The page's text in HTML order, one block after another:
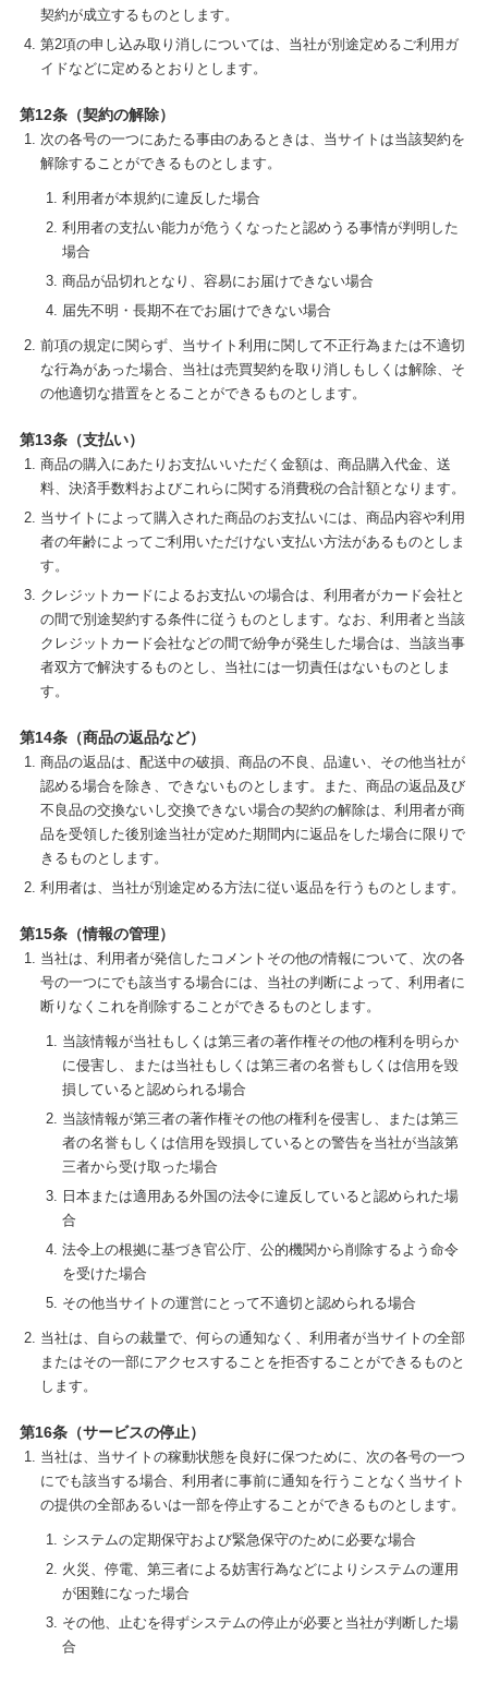
契約が成立するものとします。
第2項の申し込み取り消しについては、当社が別途定めるご利用ガ
イドなどに定めるとおりとします。
第12条（契約の解除）
次の各号の一つにあたる事由のあるときは、当サイトは当該契約を
解除することができるものとします。
利用者が本規約に違反した場合
利用者の支払い能力が危うくなったと認めうる事情が判明した
場合
商品が品切れとなり、容易にお届けできない場合
届先不明・長期不在でお届けできない場合
前項の規定に関らず、当サイト利用に関して不正行為または不適切
な行為があった場合、当社は売買契約を取り消しもしくは解除、そ
の他適切な措置をとることができるものとします。
第13条（支払い）
商品の購入にあたりお支払いいただく金額は、商品購入代金、送
料、決済手数料およびこれらに関する消費税の合計額となります。
当サイトによって購入された商品のお支払いには、商品内容や利用
者の年齢によってご利用いただけない支払い方法があるものとしま
す。
クレジットカードによるお支払いの場合は、利用者がカード会社と
の間で別途契約する条件に従うものとします。なお、利用者と当該
クレジットカード会社などの間で紛争が発生した場合は、当該当事
者双方で解決するものとし、当社には一切責任はないものとしま
す。
第14条（商品の返品など）
商品の返品は、配送中の破損、商品の不良、品違い、その他当社が
認める場合を除き、できないものとします。また、商品の返品及び
不良品の交換ないし交換できない場合の契約の解除は、利用者が商
品を受領した後別途当社が定めた期間内に返品をした場合に限りで
きるものとします。
利用者は、当社が別途定める方法に従い返品を行うものとします。
第15条（情報の管理）
当社は、利用者が発信したコメントその他の情報について、次の各
号の一つにでも該当する場合には、当社の判断によって、利用者に
断りなくこれを削除することができるものとします。
当該情報が当社もしくは第三者の著作権その他の権利を明らか
に侵害し、または当社もしくは第三者の名誉もしくは信用を毀
損していると認められる場合
当該情報が第三者の著作権その他の権利を侵害し、または第三
者の名誉もしくは信用を毀損しているとの警告を当社が当該第
三者から受け取った場合
日本または適用ある外国の法令に違反していると認められた場
合
法令上の根拠に基づき官公庁、公的機関から削除するよう命令
を受けた場合
その他当サイトの運営にとって不適切と認められる場合
当社は、自らの裁量で、何らの通知なく、利用者が当サイトの全部
またはその一部にアクセスすることを拒否することができるものと
します。
第16条（サービスの停止）
当社は、当サイトの稼動状態を良好に保つために、次の各号の一つ
にでも該当する場合、利用者に事前に通知を行うことなく当サイト
の提供の全部あるいは一部を停止することができるものとします。
システムの定期保守および緊急保守のために必要な場合
火災、停電、第三者による妨害行為などによりシステムの運用
が困難になった場合
その他、止むを得ずシステムの停止が必要と当社が判断した場
合